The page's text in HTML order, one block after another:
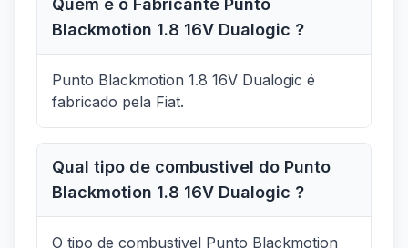
Quem é o Fabricante Punto
Blackmotion 1.8 16V Dualogic ?
Punto Blackmotion 1.8 16V Dualogic é
fabricado pela Fiat.
Qual tipo de combustivel do Punto
Blackmotion 1.8 16V Dualogic ?
O tipo de combustivel Punto Blackmotion